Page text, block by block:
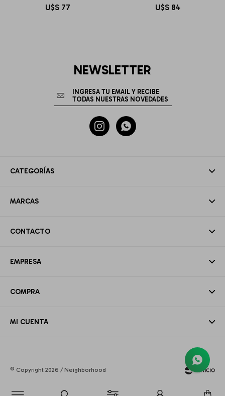
U$S 77 U$S 84
CATEGORÍAS
MARCAS
CONTACTO
EMPRESA
COMPRA
MI CUENTA
NEWSLETTER
 
© Copyright 2026 / Neighborhood